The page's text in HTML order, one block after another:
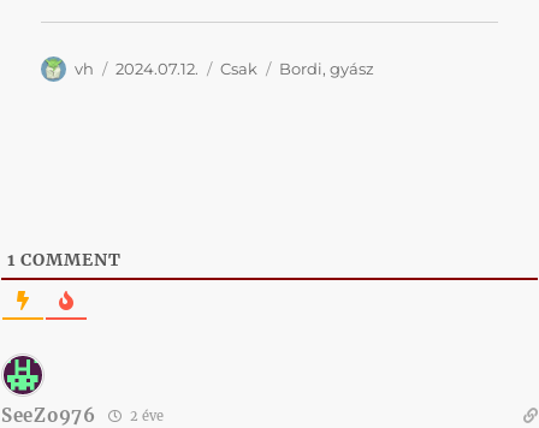
Szerző
vh Közzétéve
2024.07.12. Kategória
Csak Címke
Bordi,gyász
1 COMMENT
SeeZo976 2 éve